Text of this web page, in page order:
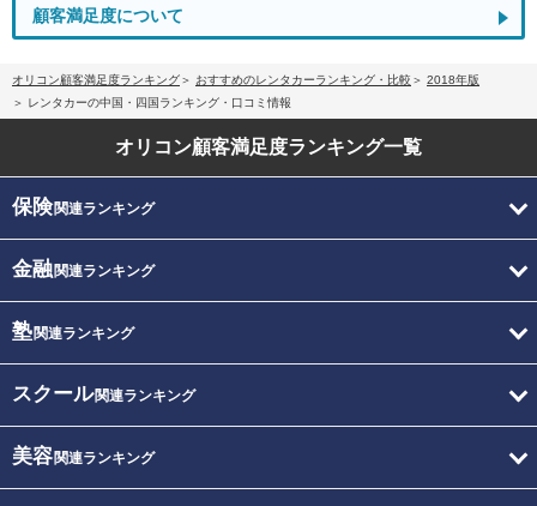
顧客満足度について
オリコン顧客満足度ランキング おすすめのレンタカーランキング・比較
2018年版
レンタカーの中国・四国ランキング・口コミ情報
オリコン顧客満足度ランキング一覧
保険関連ランキング
金融関連ランキング
塾関連ランキング
スクール関連ランキング
美容関連ランキング